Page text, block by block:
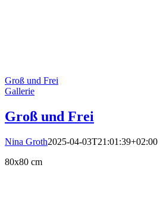
Groß und Frei
Gallerie
Groß und Frei
Nina Groth2025-04-03T21:01:39+02:00
80x80 cm